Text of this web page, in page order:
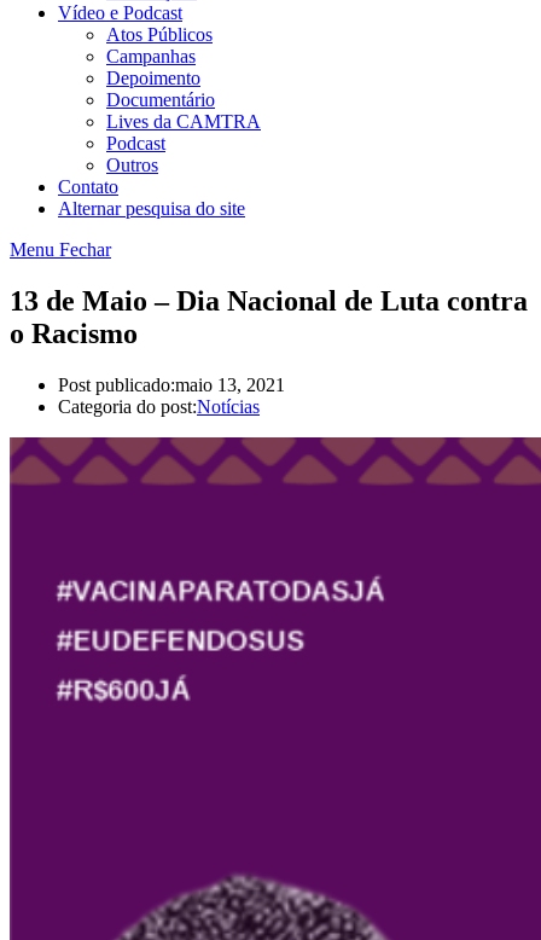
Vídeo e Podcast
Atos Públicos
Campanhas
Depoimento
Documentário
Lives da CAMTRA
Podcast
Outros
Contato
Alternar pesquisa do site
Menu Fechar
13 de Maio – Dia Nacional de Luta contra
o Racismo
Post publicado:maio 13, 2021
Categoria do post:Notícias